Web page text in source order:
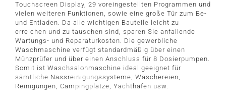
Touchscreen Display, 29 voreingestellten Programmen und
vielen weiteren Funktionen, sowie eine große Tür zum Be-
und Entladen. Da alle wichtigen Bauteile leicht zu
erreichen und zu tauschen sind, sparen Sie anfallende
Wartungs- und Reparaturkosten. Die gewerbliche
Waschmaschine verfügt standardmäßig über einen
Münzprüfer und über einen Anschluss für 8 Dosierpumpen.
Somit ist Waschsalonmaschine ideal geeignet für
sämtliche Nassreinigungssysteme, Wäschereien,
Reinigungen, Campingplätze, Yachthäfen usw.